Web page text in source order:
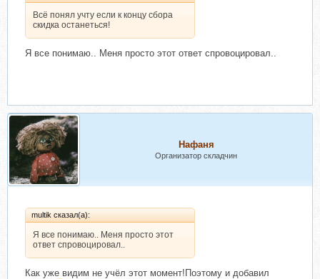
Всё понял учту если к концу сбора
скидка останеться!
Я все понимаю.. Меня просто этот ответ спровоцировал..
Нафаня
Организатор складчин
multik сказал(а):
Я все понимаю.. Меня просто этот
ответ спровоцировал..
Как уже видим не учёл этот момент!Поэтому и добавил